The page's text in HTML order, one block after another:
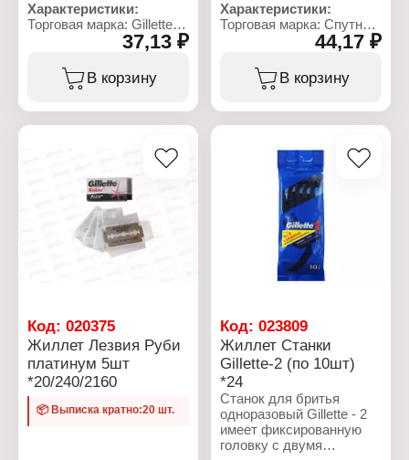
Характеристики:
Торговая марка: Gillette
Тип товара: Станки
Вариация: одноразовые
Назначение: для бритья
Особенность: с
37,13 ₽
В корзину
Характеристики:
Торговая марка: Спутник
Тип товара: Лезвия
Назначение: для Т-
образного станка
Комплектация: 5 шт
44,17 ₽
В корзину
Код: 020375
Жиллет Лезвия Руби
платинум 5шт
*20/240/2160
📦 Выписка кратно:20 шт.
Код:023809
Жиллет Станки
Gillette-2 (по 10шт)
*24
Станок для бритья
одноразовый Gillette - 2
имеет фиксированную
головку с двумя